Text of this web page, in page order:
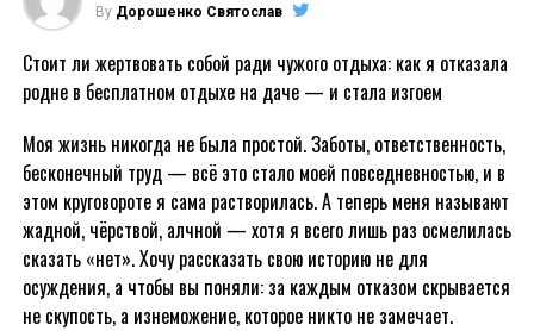
By Дорошенко Святослав
Стоит ли жертвовать собой ради чужого отдыха: как я отказала
родне в бесплатном отдыхе на даче — и стала изгоем
Моя жизнь никогда не была простой. Заботы, ответственность,
бесконечный труд — всё это стало моей повседневностью, и в
этом круговороте я сама растворилась. А теперь меня называют
жадной, чёрствой, алчной — хотя я всего лишь раз осмелилась
сказать «нет». Хочу рассказать свою историю не для
осуждения, а чтобы вы поняли: за каждым отказом скрывается
не скупость, а изнеможение, которое никто не замечает.